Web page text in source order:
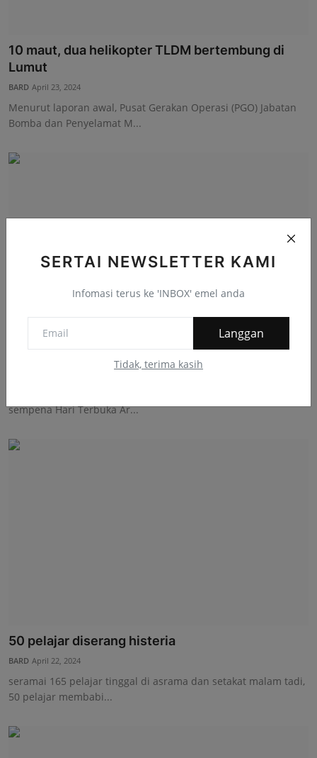
SERTAI NEWSLETTER KAMI
Infomasi terus ke 'INBOX' emel anda
Langgan
Tidak, terima kasih
10 maut, dua helikopter TLDM bertembung di
Lumut
BARD April 23, 2024
Menurut laporan awal, Pusat Gerakan Operasi (PGO) Jabatan
Bomba dan Penyelamat M...
Dua buah helikopter TLDM dilaporkan terhempas
sempena Hari Terbuka Ar...
50 pelajar diserang histeria
BARD April 22, 2024
seramai 165 pelajar tinggal di asrama dan setakat malam tadi,
50 pelajar membabi...